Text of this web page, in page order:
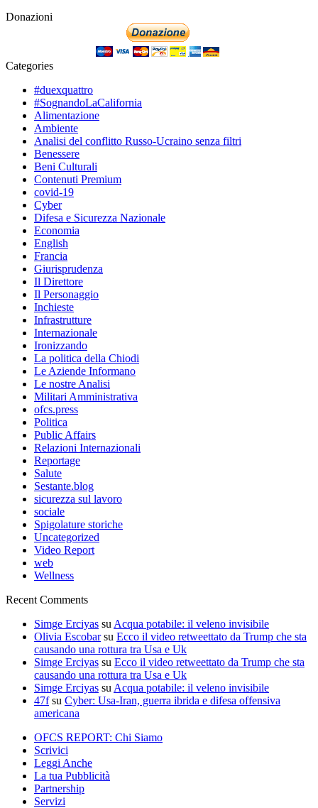
Donazioni
Categories
#duexquattro
#SognandoLaCalifornia
Alimentazione
Ambiente
Analisi del conflitto Russo-Ucraino senza filtri
Benessere
Beni Culturali
Contenuti Premium
covid-19
Cyber
Difesa e Sicurezza Nazionale
Economia
English
Francia
Giurisprudenza
Il Direttore
Il Personaggio
Inchieste
Infrastrutture
Internazionale
Ironizzando
La politica della Chiodi
Le Aziende Informano
Le nostre Analisi
Militari Amministrativa
ofcs.press
Politica
Public Affairs
Relazioni Internazionali
Reportage
Salute
Sestante.blog
sicurezza sul lavoro
sociale
Spigolature storiche
Uncategorized
Video Report
web
Wellness
Recent Comments
Simge Erciyas su Acqua potabile: il veleno invisibile
Olivia Escobarsu Ecco il video retweettato da Trump che sta
causando una rottura tra Usa e Uk
Simge Erciyas su Ecco il video retweettato da Trump che sta
causando una rottura tra Usa e Uk
Simge Erciyas su Acqua potabile: il veleno invisibile
47fsu Cyber: Usa-Iran, guerra ibrida e difesa offensiva
americana
OFCS REPORT: Chi Siamo
Scrivici
Leggi Anche
La tua Pubblicità
Partnership
Servizi